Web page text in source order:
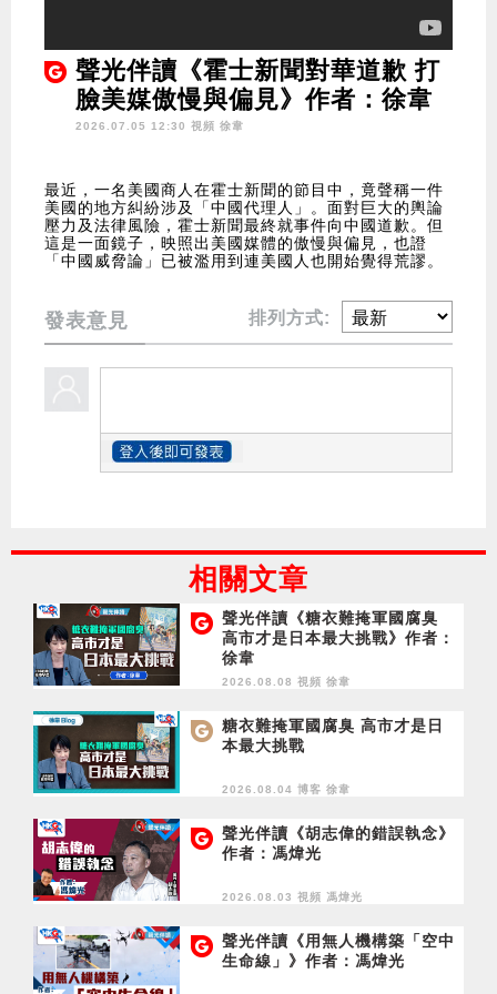
聲光伴讀《霍士新聞對華道歉 打
臉美媒傲慢與偏見》作者：徐韋
2026.07.05 12:30 視頻 徐韋
最近，一名美國商人在霍士新聞的節目中，竟聲稱一件
美國的地方糾紛涉及「中國代理人」。面對巨大的輿論
壓力及法律風險，霍士新聞最終就事件向中國道歉。但
這是一面鏡子，映照出美國媒體的傲慢與偏見，也證
「中國威脅論」已被濫用到連美國人也開始覺得荒謬。
發表意見 排列方式:
相關文章
聲光伴讀《糖衣難掩軍國腐臭
高市才是日本最大挑戰》作者：
徐韋
2026.08.08 視頻 徐韋
糖衣難掩軍國腐臭 高市才是日
本最大挑戰
2026.08.04 博客 徐韋
聲光伴讀《胡志偉的錯誤執念》
作者：馮煒光
2026.08.03 視頻 馮煒光
聲光伴讀《用無人機構築「空中
生命線」》作者：馮煒光